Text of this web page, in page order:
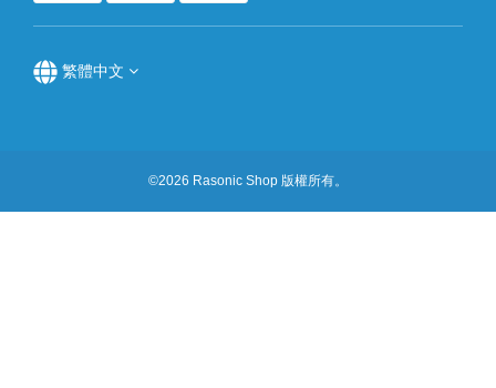
繁體中文
©2026 Rasonic Shop 版權所有。